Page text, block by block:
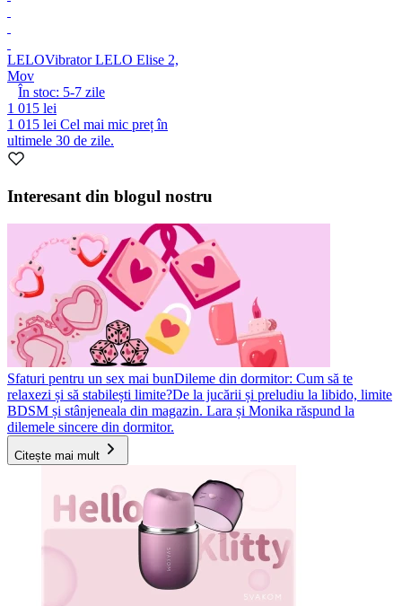
LELOVibrator LELO Elise 2,
Mov
În stoc: 5-7 zile
1 015 lei
1 015 lei Cel mai mic preț în
ultimele 30 de zile.
Interesant din blogul nostru
Sfaturi pentru un sex mai bunDileme din dormitor: Cum să te
relaxezi și să stabilești limite?De la jucării și preludiu la libido, limite
BDSM și stânjeneala din magazin. Lara și Monika răspund la
dilemele sincere din dormitor.
Citește mai mult